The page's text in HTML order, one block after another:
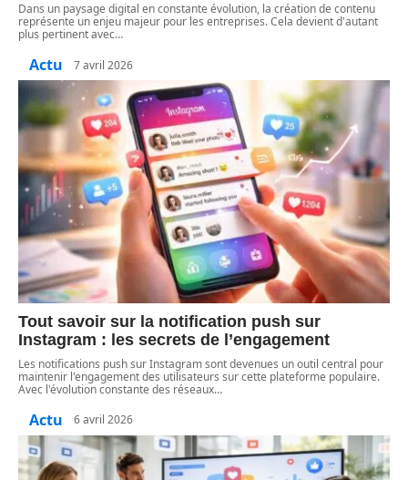
Dans un paysage digital en constante évolution, la création de contenu
représente un enjeu majeur pour les entreprises. Cela devient d'autant
plus pertinent avec…
Actu 7 avril 2026
Tout savoir sur la notification push sur
Instagram : les secrets de l’engagement
Les notifications push sur Instagram sont devenues un outil central pour
maintenir l'engagement des utilisateurs sur cette plateforme populaire.
Avec l'évolution constante des réseaux…
Actu 6 avril 2026